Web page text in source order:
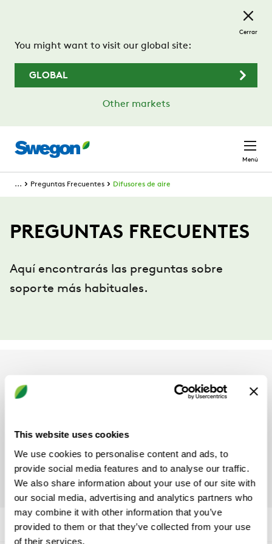
This website uses cookies
We use cookies to personalise content and ads, to
provide social media features and to analyse our traffic.
We also share information about your use of our site with
our social media, advertising and analytics partners who
may combine it with other information that you’ve
provided to them or that they’ve collected from your use
of their services.
You might want to visit our global site:
GLOBAL
Other markets
Cerrar
Menú
... Preguntas Frecuentes Difusores de aire
PREGUNTAS FRECUENTES
Aquí encontrarás las preguntas sobre
soporte más habituales.
DIFUSORES DE AIRE
coeficientes K de difusores
Stifab/Farex descatalogados?